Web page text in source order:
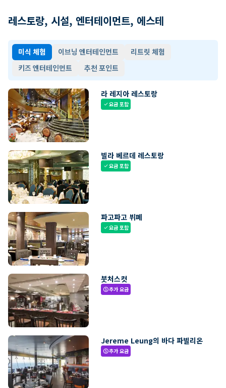
레스토랑, 시설, 엔터테이먼트, 에스테
미식 체험 이브닝 엔터테인먼트
리트릿 체험
키즈 엔터테인먼트
추천 포인트
라 레지아 레스토랑
check요금 포함
빌라 베르데 레스토랑
check요금 포함
파고파고 뷔페
check요금 포함
붓처스컷
paid추가 요금
Jereme Leung의 바다 파빌리온
paid추가 요금